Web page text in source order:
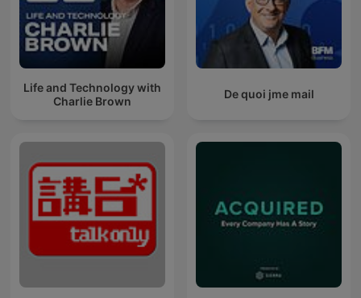
Life and Technology with
Charlie Brown
De quoi jme mail